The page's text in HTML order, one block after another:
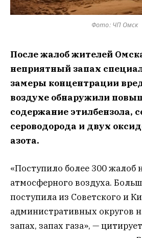
Фото: ЧП Омск
После жалоб жителей
неприятный запах
замеры концентрации
воздухе обнаружили
содержание этилбензола,
сероводорода и двух
азота.
«Поступило более 300 жалоб
атмосферного воздуха.
поступила из Советского и
административных округов
запах, запах газа», —